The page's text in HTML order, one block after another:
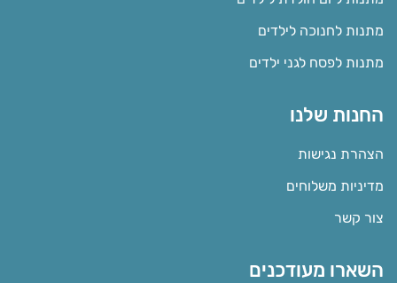
מתנות לחנוכה לילדים
מתנות לפסח לגני ילדים
החנות שלנו
הצהרת נגישות
מדיניות משלוחים
צור קשר
השארו מעודכנים